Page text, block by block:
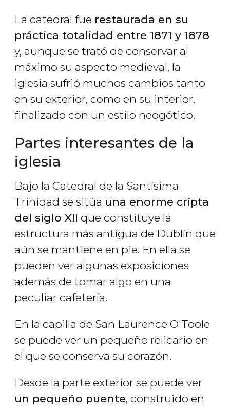
La catedral fue restaurada en su
práctica totalidad entre 1871 y 1878
y, aunque se trató de conservar al
máximo su aspecto medieval, la
iglesia sufrió muchos cambios tanto
en su exterior, como en su interior,
finalizado con un estilo neogótico.
Partes interesantes de la
iglesia
Bajo la Catedral de la Santísima
Trinidad se sitúa una enorme cripta
del siglo XII que constituye la
estructura más antigua de Dublín que
aún se mantiene en pie. En ella se
pueden ver algunas exposiciones
además de tomar algo en una
peculiar cafetería.
En la capilla de San Laurence O'Toole
se puede ver un pequeño relicario en
el que se conserva su corazón.
Desde la parte exterior se puede ver
un pequeño puente, construido en